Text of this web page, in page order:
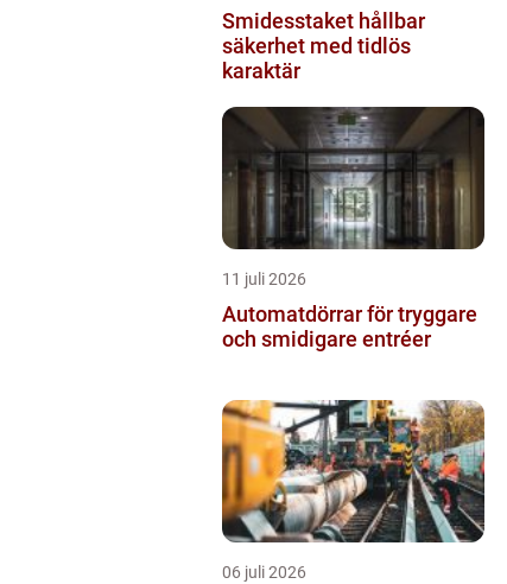
Smidesstaket hållbar
säkerhet med tidlös
karaktär
11 juli 2026
Automatdörrar för tryggare
och smidigare entréer
06 juli 2026